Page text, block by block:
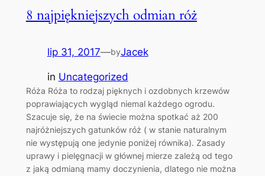
8 najpiękniejszych odmian róż
lip 31, 2017—byJacek
in Uncategorized
Róża Róża to rodzaj pięknych i ozdobnych krzewów
poprawiających wygląd niemal każdego ogrodu.
Szacuje się, że na świecie można spotkać aż 200
najróżniejszych gatunków róż ( w stanie naturalnym
nie występują one jedynie poniżej równika). Zasady
uprawy i pielęgnacji w głównej mierze zależą od tego
z jaką odmianą mamy doczynienia, dlatego nie można